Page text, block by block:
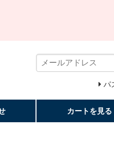
パ
カートを見る